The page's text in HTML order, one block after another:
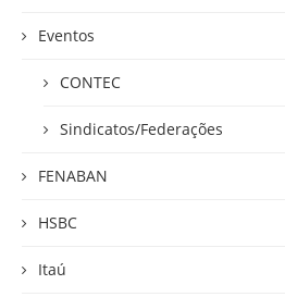
Eventos
CONTEC
Sindicatos/Federações
FENABAN
HSBC
Itaú